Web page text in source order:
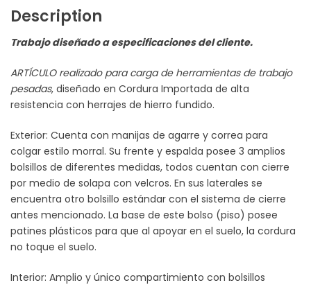
Description
Trabajo diseñado a especificaciones del cliente.
ARTÍCULO realizado para carga de herramientas de trabajo
pesadas, diseñado en Cordura Importada de alta
resistencia con herrajes de hierro fundido.
Exterior: Cuenta con manijas de agarre y correa para
colgar estilo morral. Su frente y espalda posee 3 amplios
bolsillos de diferentes medidas, todos cuentan con cierre
por medio de solapa con velcros. En sus laterales se
encuentra otro bolsillo estándar con el sistema de cierre
antes mencionado. La base de este bolso (piso) posee
patines plásticos para que al apoyar en el suelo, la cordura
no toque el suelo.
Interior: Amplio y único compartimiento con bolsillos